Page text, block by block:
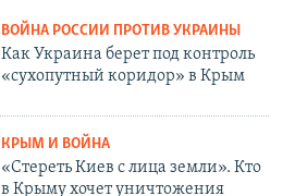
ВОЙНА РОССИИ ПРОТИВ УКРАИНЫ
Как Украина берет под контроль
«сухопутный коридор» в Крым
КРЫМ И ВОЙНА
«Стереть Киев с лица земли». Кто
в Крыму хочет уничтожения